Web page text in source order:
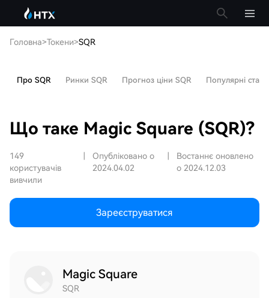
Головна>Токени>SQR
Про SQR Ринки SQR Прогноз ціни SQR Популярні статті
Що таке Magic Square (SQR)?
149
користувачів
вивчили
Опубліковано о
2024.04.02
Востаннє оновлено
о 2024.12.03
Зареєструватися
Magic Square
SQR